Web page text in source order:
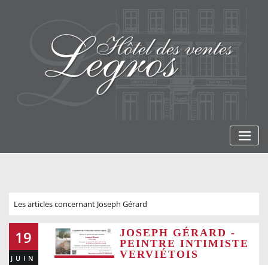
Les articles concernant Joseph Gérard
19
JUIN
JOSEPH GÉRARD -
PEINTRE INTIMISTE
VERVIÉTOIS